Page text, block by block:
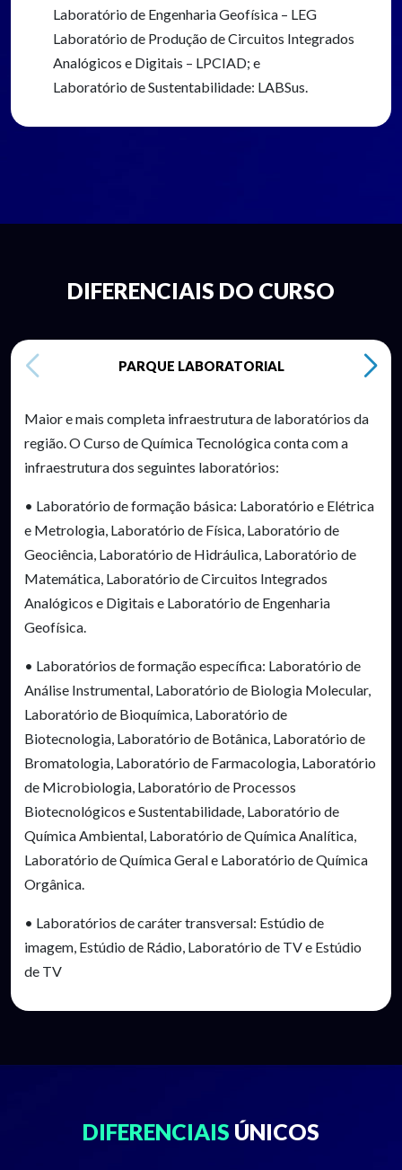
Laboratório de Engenharia Geofísica – LEG
Laboratório de Produção de Circuitos Integrados
Analógicos e Digitais – LPCIAD; e
Laboratório de Sustentabilidade: LABSus.
DIFERENCIAIS DO CURSO
PARQUE LABORATORIAL
Maior e mais completa infraestrutura de laboratórios da
região. O Curso de Química Tecnológica conta com a
infraestrutura dos seguintes laboratórios:
• Laboratório de formação básica: Laboratório e Elétrica
e Metrologia, Laboratório de Física, Laboratório de
Geociência, Laboratório de Hidráulica, Laboratório de
Matemática, Laboratório de Circuitos Integrados
Analógicos e Digitais e Laboratório de Engenharia
Geofísica.
• Laboratórios de formação específica: Laboratório de
Análise Instrumental, Laboratório de Biologia Molecular,
Laboratório de Bioquímica, Laboratório de
Biotecnologia, Laboratório de Botânica, Laboratório de
Bromatologia, Laboratório de Farmacologia, Laboratório
de Microbiologia, Laboratório de Processos
Biotecnológicos e Sustentabilidade, Laboratório de
Química Ambiental, Laboratório de Química Analítica,
Laboratório de Química Geral e Laboratório de Química
Orgânica.
• Laboratórios de caráter transversal: Estúdio de
imagem, Estúdio de Rádio, Laboratório de TV e Estúdio
de TV
DIFERENCIAIS ÚNICOS